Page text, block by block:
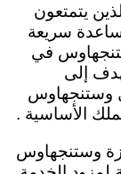
يتمتعون
سريعة
في
إلى
وستنجهاوس
الأساسية .
وستنجهاوس